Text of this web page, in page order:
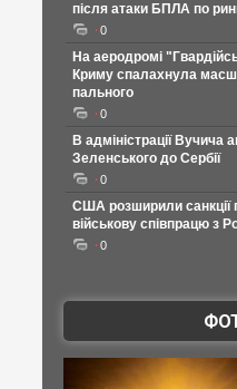
після атаки БПЛА по
0
На аеродромі
Криму спалахнула
пального
0
В адміністрації Вучича
Зеленського до Сербії
0
США розширили санкції
військову співпрацю з
0